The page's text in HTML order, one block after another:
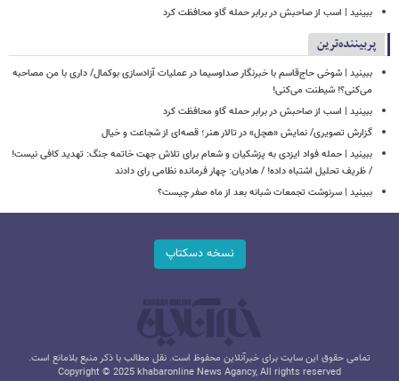
ببینید | اسب از صاحبش در برابر حمله گاو محافظت کرد
پربیننده‌ترین
ببینید | شوخی حاج‌قاسم با خبرنگار صداوسیما در عملیات آزادسازی بوکمال/ داری با من مصاحبه‌
می‌کنی؟! شیطنت می‌کنی!
ببینید | اسب از صاحبش در برابر حمله گاو محافظت کرد
گزارش تصویری/ نمایش «هچل» در تالار هنر؛ قصه‌ای از شجاعت و خیال
ببینید | حمله فواد ایزدی به پزشکیان و شعام برای تلاش جهت خاتمه جنگ: تهدید کافی نیست!
/ ظریف تحلیل اشتباه داده! / هادیان: چهار فرمانده نظامی رای دادند
ببینید | سرنوشت تجمعات شبانه بعد از ماه صفر چیست؟
نسخه دسکتاپ
تمامی حقوق این سایت برای خبرآنلاین محفوظ است. نقل مطالب با ذکر منبع بلامانع است.
Copyright © 2025 khabaronline News Agancy, All rights reserved